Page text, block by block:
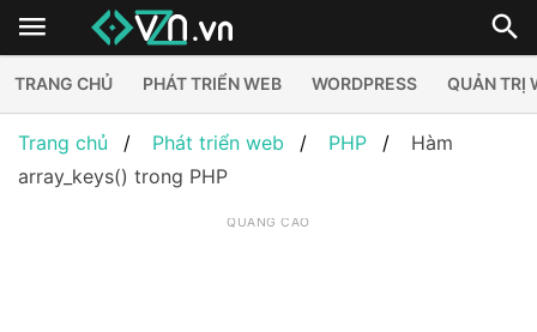
TRANG CHỦ PHÁT TRIỂN WEB WORDPRESS QUẢN TRỊ
Trang chủ Phát triển web PHP
Hàm
array_keys() trong PHP
QUẢNG CÁO